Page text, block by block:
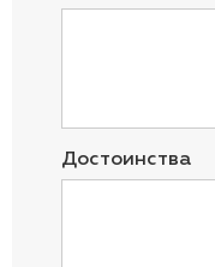
Достоинства